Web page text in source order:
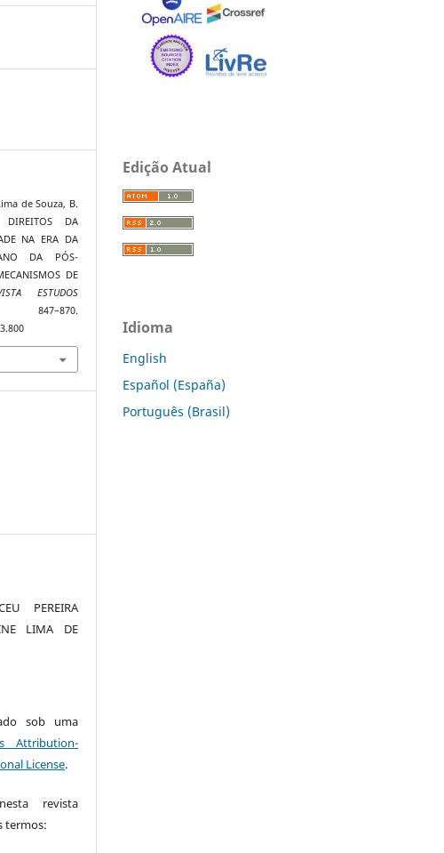
de Souza, B.
DA
NA ERA DA
DA PÓS-
DE
ESTUDOS
847–870.
PEREIRA
LIMA DE
sob uma
Attribution-
License.
revista
termos:
Edição Atual
Idioma
English
Español (España)
Português (Brasil)